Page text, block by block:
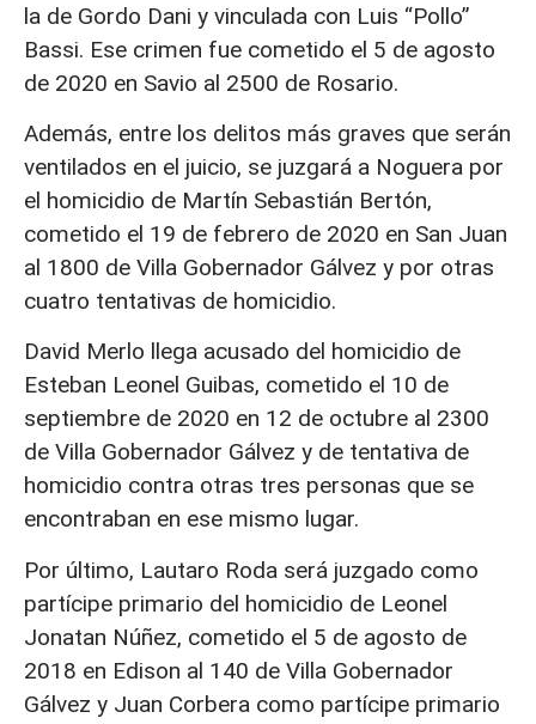
la de Gordo Dani y vinculada con Luis “Pollo”
Bassi. Ese crimen fue cometido el 5 de agosto
de 2020 en Savio al 2500 de Rosario.
Además, entre los delitos más graves que serán
ventilados en el juicio, se juzgará a Noguera por
el homicidio de Martín Sebastián Bertón,
cometido el 19 de febrero de 2020 en San Juan
al 1800 de Villa Gobernador Gálvez y por otras
cuatro tentativas de homicidio.
David Merlo llega acusado del homicidio de
Esteban Leonel Guibas, cometido el 10 de
septiembre de 2020 en 12 de octubre al 2300
de Villa Gobernador Gálvez y de tentativa de
homicidio contra otras tres personas que se
encontraban en ese mismo lugar.
Por último, Lautaro Roda será juzgado como
partícipe primario del homicidio de Leonel
Jonatan Núñez, cometido el 5 de agosto de
2018 en Edison al 140 de Villa Gobernador
Gálvez y Juan Corbera como partícipe primario